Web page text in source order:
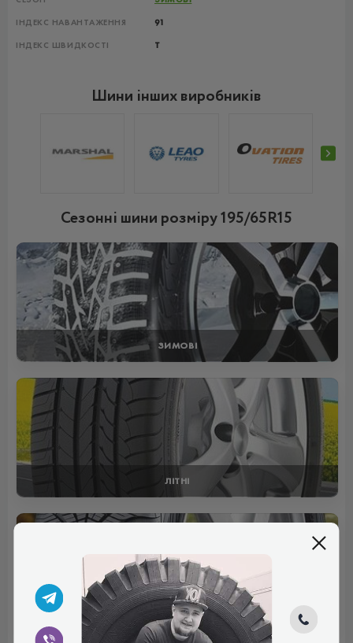
ІНДЕКС НАВАНТАЖЕННЯ 91
ІНДЕКС ШВИДКОСТІ T
Шини інших виробників
Сезонні шини розміру 195/65R15
ЗИМОВІ
ЛІТНІ
ВСЕСЕЗОННІ